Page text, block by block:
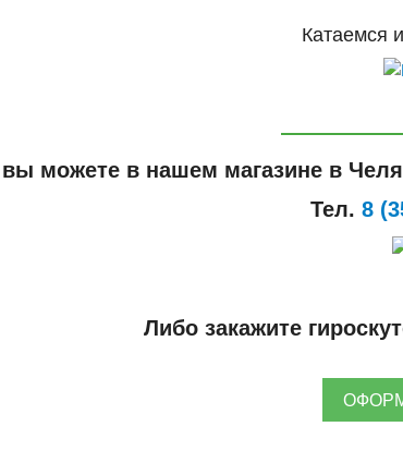
Катаемся
вы можете в нашем магазине в
Тел. 8
Либо закажите